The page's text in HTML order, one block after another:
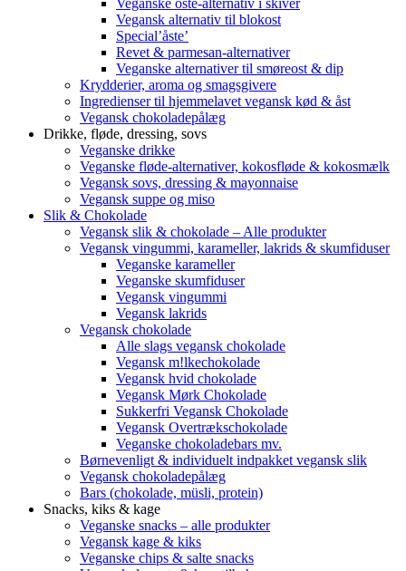
Veganske oste-alternativ i skiver
Vegansk alternativ til blokost
Special’åste’
Revet & parmesan-alternativer
Veganske alternativer til smøreost & dip
Krydderier, aroma og smagsgivere
Ingredienser til hjemmelavet vegansk kød & åst
Vegansk chokoladepålæg
Drikke, fløde, dressing, sovs
Veganske drikke
Veganske fløde-alternativer, kokosfløde & kokosmælk
Vegansk sovs, dressing & mayonnaise
Vegansk suppe og miso
Slik & Chokolade
Vegansk slik & chokolade – Alle produkter
Vegansk vingummi, karameller, lakrids & skumfiduser
Veganske karameller
Veganske skumfiduser
Vegansk vingummi
Vegansk lakrids
Vegansk chokolade
Alle slags vegansk chokolade
Vegansk m!lkechokolade
Vegansk hvid chokolade
Vegansk Mørk Chokolade
Sukkerfri Vegansk Chokolade
Vegansk Overtrækschokolade
Veganske chokoladebars mv.
Børnevenligt & individuelt indpakket vegansk slik
Vegansk chokoladepålæg
Bars (chokolade, müsli, protein)
Snacks, kiks & kage
Veganske snacks – alle produkter
Vegansk kage & kiks
Veganske chips & salte snacks